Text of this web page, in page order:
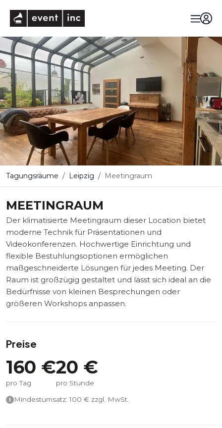
Tagungsräume Leipzig Meetingraum
MEETINGRAUM
Der klimatisierte Meetingraum dieser Location bietet
moderne Technik für Präsentationen und
Videokonferenzen. Hochwertige Einrichtung und
flexible Bestuhlungsoptionen ermöglichen
maßgeschneiderte Lösungen für jedes Meeting. Der
Raum ist großzügig gestaltet und lässt sich ideal an die
Bedürfnisse von kleinen Besprechungen oder
größeren Workshops anpassen.
Preise
160 €
pro Tag
20 €
pro Stunde
Mindestumsatz:100 € zzgl. MwSt.